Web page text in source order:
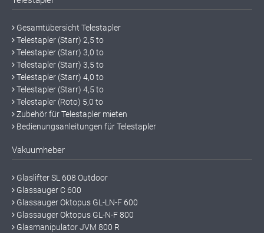
Gesamtübersicht Telestapler
Telestapler (Starr) 2,5 to
Telestapler (Starr) 3,0 to
Telestapler (Starr) 3,5 to
Telestapler (Starr) 4,0 to
Telestapler (Starr) 4,5 to
Telestapler (Roto) 5,0 to
Zubehör für Telestapler mieten
Bedienungsanleitungen für Telestapler
Vakuumheber
Glaslifter SL 608 Outdoor
Glassauger C 600
Glassauger Oktopus GL-LN-F 600
Glassauger Oktopus GL-N-F 800
Glasmanipulator JVM 800 R